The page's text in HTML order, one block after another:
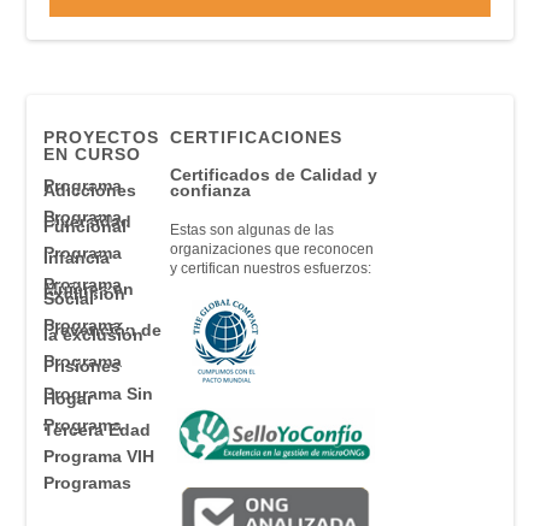
PROYECTOS
EN CURSO
Programa
Adicciones
Programa
Diversidad
Funcional
Programa
Infancia
Programa
Mujeres en
Exclusión
Social
Programa
Prevención de
la exclusión
Programa
Prisiones
Programa Sin
Hogar
Programa
Tercera Edad
Programa VIH
Programas
CERTIFICACIONES
Certificados de Calidad y
confianza
Estas son algunas de las
organizaciones que reconocen
y certifican nuestros esfuerzos: